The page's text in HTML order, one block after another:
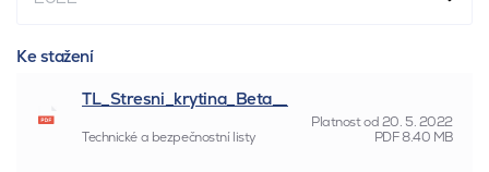
Ke stažení
TL_Stresni_krytina_Beta__
Platnost od20. 5. 2022
Technické a bezpečnostní listy
PDF8.40 MB